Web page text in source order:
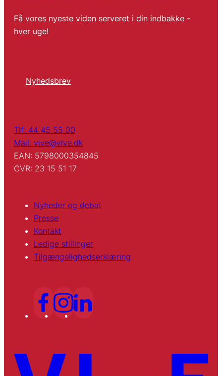
Få vores nyeste viden serveret i din indbakke -
hver uge!
Nyhedsbrev
Tlf: 44 45 55 00
Mail: vive@vive.dk
EAN: 5798000354845
CVR: 23 15 51 17
Nyheder og debat
Presse
Kontakt
Ledige stillinger
Tilgængelighedserklæring